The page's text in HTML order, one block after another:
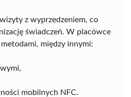
z wyprzedzeniem, co
świadczeń. W placówce
między innymi:
mobilnych NFC.